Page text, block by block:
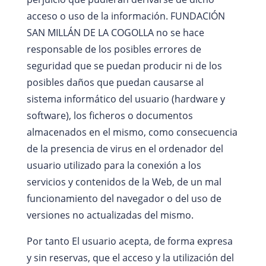
acceso o uso de la información. FUNDACIÓN
SAN MILLÁN DE LA COGOLLA no se hace
responsable de los posibles errores de
seguridad que se puedan producir ni de los
posibles daños que puedan causarse al
sistema informático del usuario (hardware y
software), los ficheros o documentos
almacenados en el mismo, como consecuencia
de la presencia de virus en el ordenador del
usuario utilizado para la conexión a los
servicios y contenidos de la Web, de un mal
funcionamiento del navegador o del uso de
versiones no actualizadas del mismo.
Por tanto El usuario acepta, de forma expresa
y sin reservas, que el acceso y la utilización del